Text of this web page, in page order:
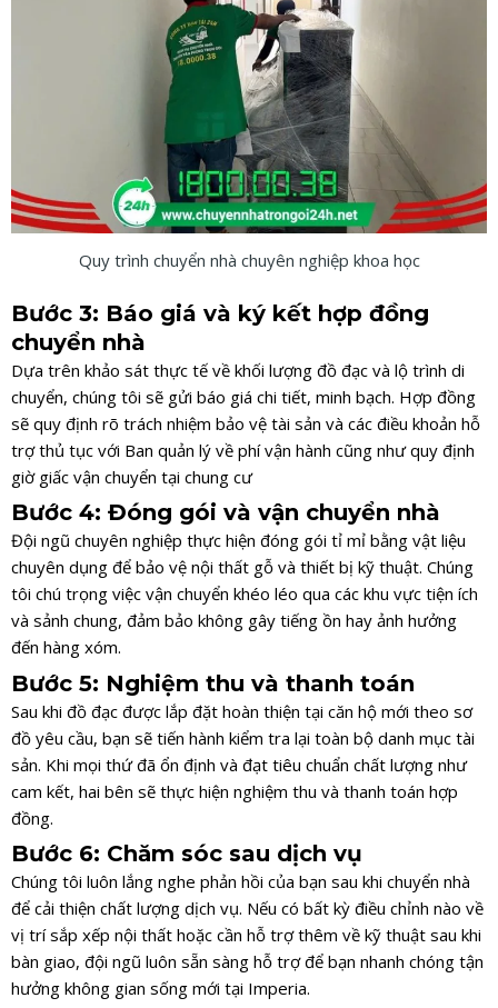
Quy trình chuyển nhà chuyên nghiệp khoa học
Bước 3: Báo giá và ký kết hợp đồng
chuyển nhà
Dựa trên khảo sát thực tế về khối lượng đồ đạc và lộ trình di
chuyển, chúng tôi sẽ gửi báo giá chi tiết, minh bạch. Hợp đồng
sẽ quy định rõ trách nhiệm bảo vệ tài sản và các điều khoản hỗ
trợ thủ tục với Ban quản lý về phí vận hành cũng như quy định
giờ giấc vận chuyển tại chung cư
Bước 4: Đóng gói và vận chuyển nhà
Đội ngũ chuyên nghiệp thực hiện đóng gói tỉ mỉ bằng vật liệu
chuyên dụng để bảo vệ nội thất gỗ và thiết bị kỹ thuật. Chúng
tôi chú trọng việc vận chuyển khéo léo qua các khu vực tiện ích
và sảnh chung, đảm bảo không gây tiếng ồn hay ảnh hưởng
đến hàng xóm.
Bước 5: Nghiệm thu và thanh toán
Sau khi đồ đạc được lắp đặt hoàn thiện tại căn hộ mới theo sơ
đồ yêu cầu, bạn sẽ tiến hành kiểm tra lại toàn bộ danh mục tài
sản. Khi mọi thứ đã ổn định và đạt tiêu chuẩn chất lượng như
cam kết, hai bên sẽ thực hiện nghiệm thu và thanh toán hợp
đồng.
Bước 6: Chăm sóc sau dịch vụ
Chúng tôi luôn lắng nghe phản hồi của bạn sau khi chuyển nhà
để cải thiện chất lượng dịch vụ. Nếu có bất kỳ điều chỉnh nào về
vị trí sắp xếp nội thất hoặc cần hỗ trợ thêm về kỹ thuật sau khi
bàn giao, đội ngũ luôn sẵn sàng hỗ trợ để bạn nhanh chóng tận
hưởng không gian sống mới tại Imperia.